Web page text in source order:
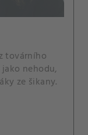
továrního
nehodu,
ze šikany.